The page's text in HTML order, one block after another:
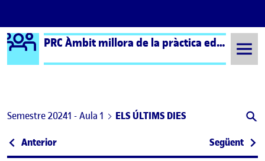
Saltar al contingut
Logo Ágora PRC Àmbit millora de la pràctica educativa (formal) – Aula 1
Semestre 20241 - Aula 1 ELS ÚLTIMS DIES
Navegació d'entrades
Anterior: Valoració del claustre de tutors de 1r i 2n de l’ESO
Següent: